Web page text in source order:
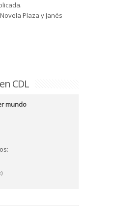
Plaza y Janés
CDL
mundo